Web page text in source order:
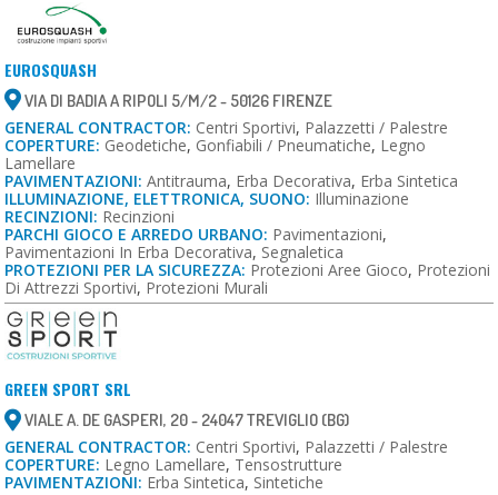
EUROSQUASH
VIA DI BADIA A RIPOLI 5/M/2 - 50126 FIRENZE
GENERAL CONTRACTOR: Centri Sportivi, Palazzetti / Palestre
COPERTURE: Geodetiche, Gonfiabili / Pneumatiche, Legno
Lamellare
PAVIMENTAZIONI: Antitrauma, Erba Decorativa, Erba Sintetica
ILLUMINAZIONE, ELETTRONICA, SUONO: Illuminazione
RECINZIONI: Recinzioni
PARCHI GIOCO E ARREDO URBANO: Pavimentazioni,
Pavimentazioni In Erba Decorativa, Segnaletica
PROTEZIONI PER LA SICUREZZA: Protezioni Aree Gioco, Protezioni
Di Attrezzi Sportivi, Protezioni Murali
GREEN SPORT SRL
VIALE A. DE GASPERI, 20 - 24047 TREVIGLIO (BG)
GENERAL CONTRACTOR: Centri Sportivi, Palazzetti / Palestre
COPERTURE: Legno Lamellare, Tensostrutture
PAVIMENTAZIONI: Erba Sintetica, Sintetiche